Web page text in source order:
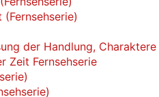
der Handlung,
Zeit Fernsehserie